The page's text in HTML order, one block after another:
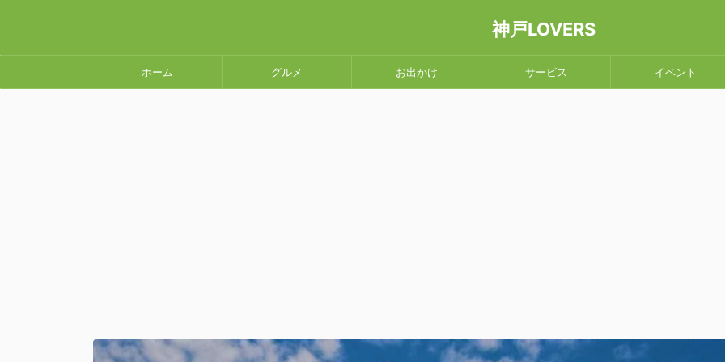
神戸LOVERS
ホーム グルメ お出かけ サービス イベント